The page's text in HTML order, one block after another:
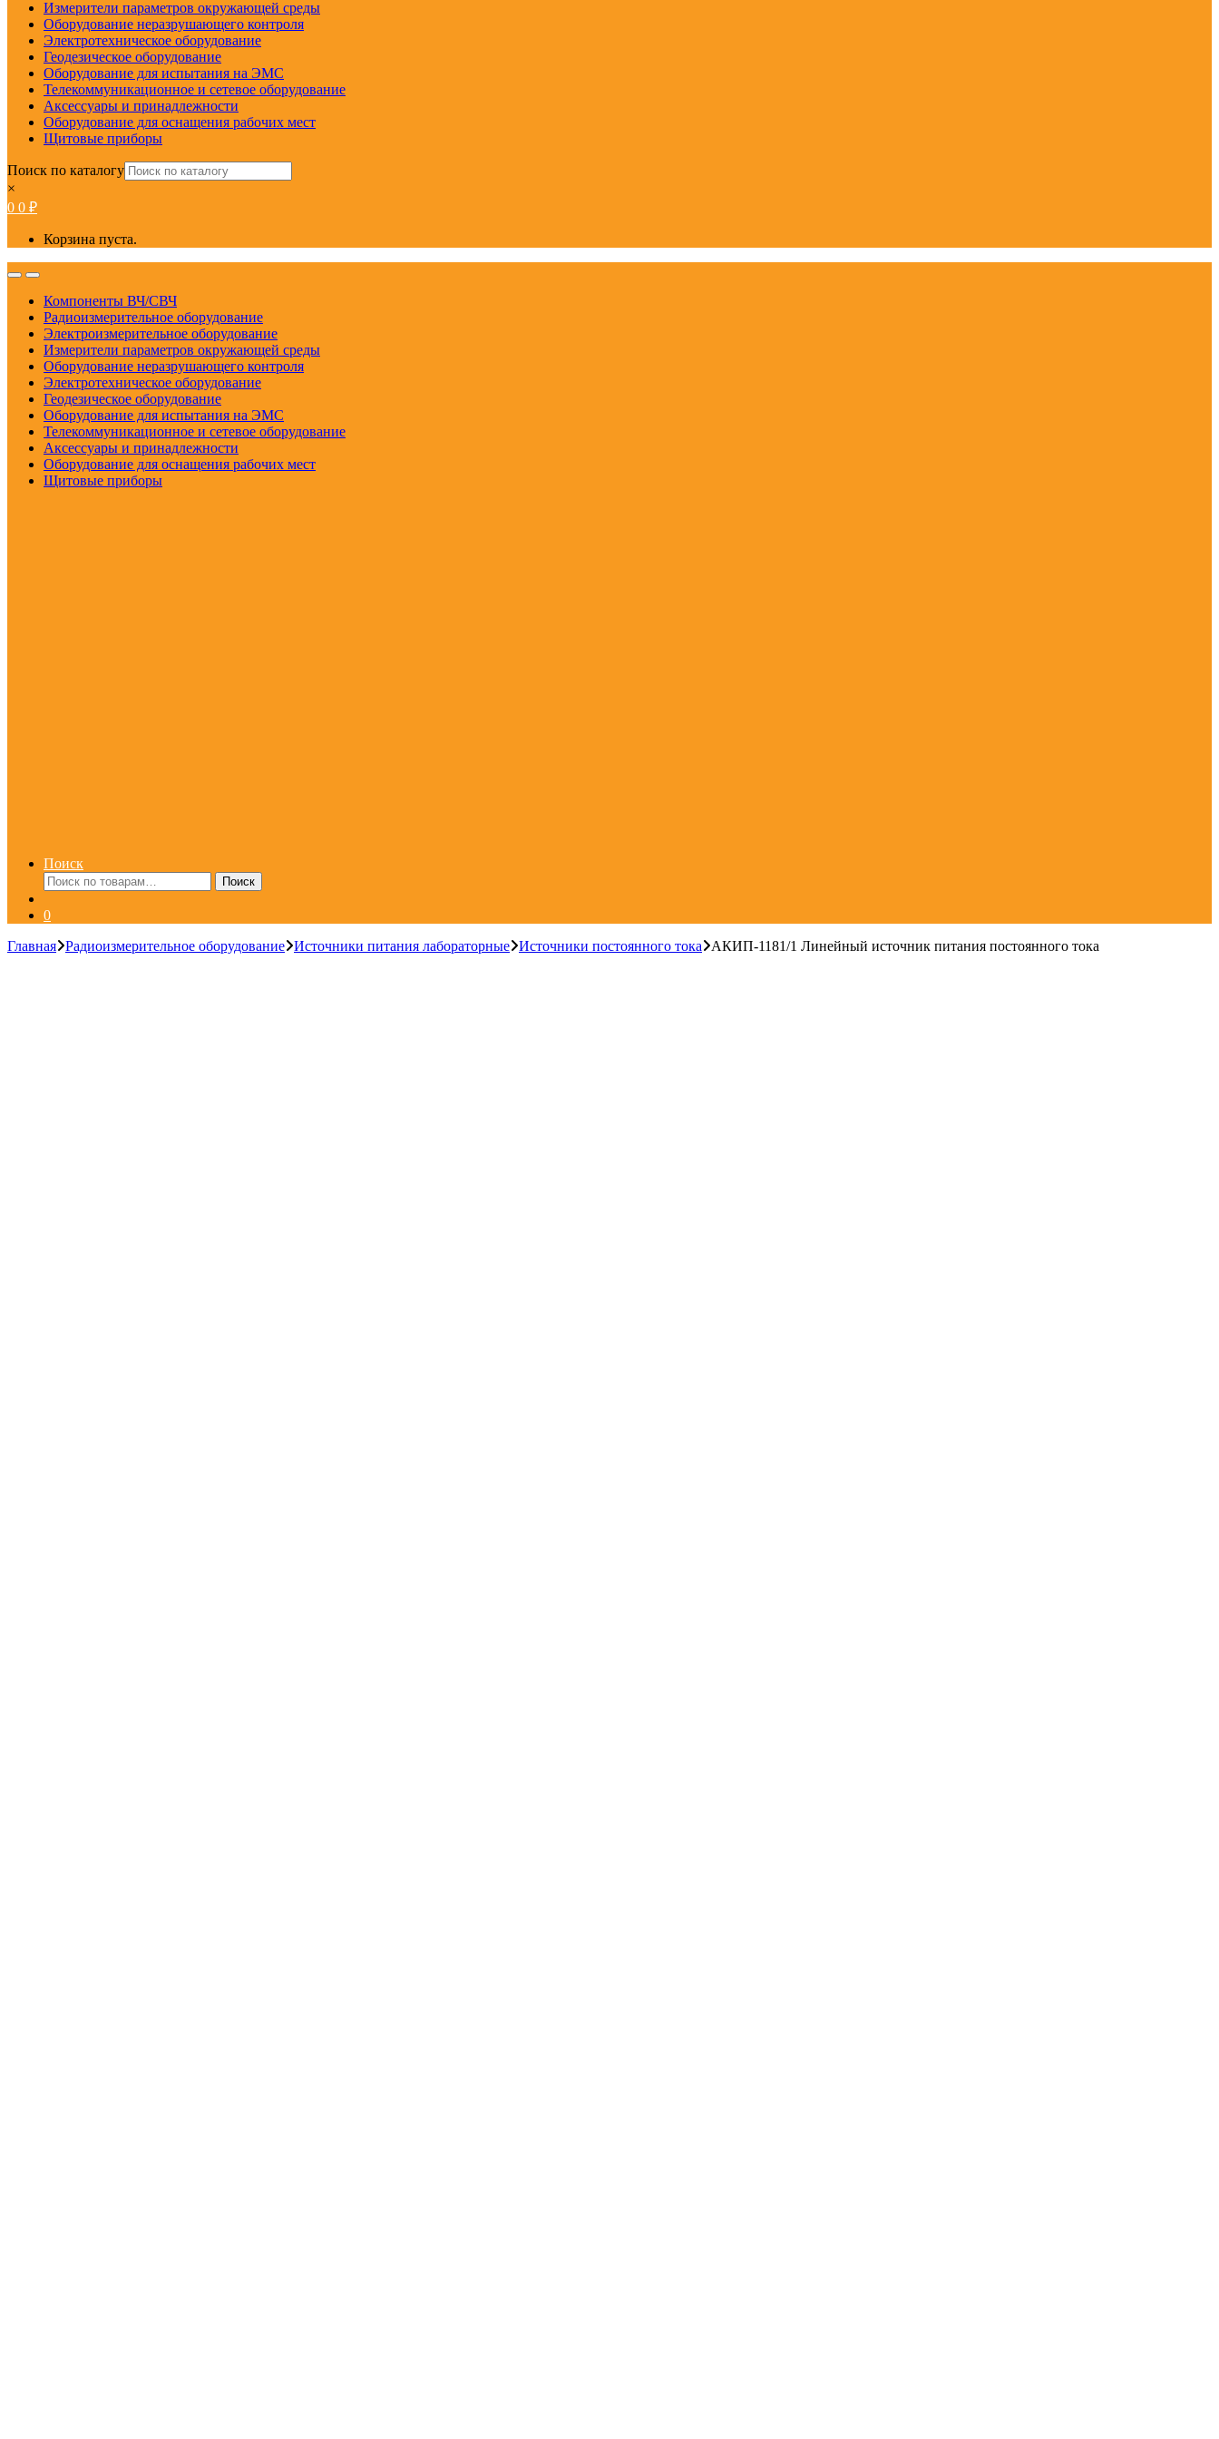
Измерители параметров окружающей среды
Оборудование неразрушающего контроля
Электротехническое оборудование
Геодезическое оборудование
Оборудование для испытания на ЭМС
Телекоммуникационное и сетевое оборудование
Аксессуары и принадлежности
Оборудование для оснащения рабочих мест
Щитовые приборы
Поиск по каталогу
×
0 0 ₽
Корзина пуста.
OpenClose
Компоненты ВЧ/СВЧ
Радиоизмерительное оборудование
Электроизмерительное оборудование
Измерители параметров окружающей среды
Оборудование неразрушающего контроля
Электротехническое оборудование
Геодезическое оборудование
Оборудование для испытания на ЭМС
Телекоммуникационное и сетевое оборудование
Аксессуары и принадлежности
Оборудование для оснащения рабочих мест
Щитовые приборы
Поиск
Искать:
Поиск
0
Главная Радиоизмерительное оборудование Источники питания лабораторные Источники постоянного тока АКИП-1181/1 Линейный источник питания постоянного тока